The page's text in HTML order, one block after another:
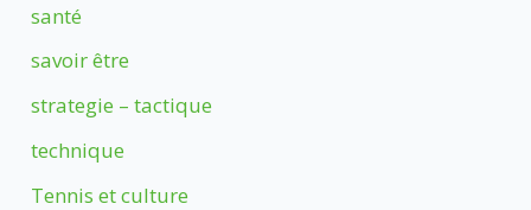
santé
savoir être
strategie – tactique
technique
Tennis et culture